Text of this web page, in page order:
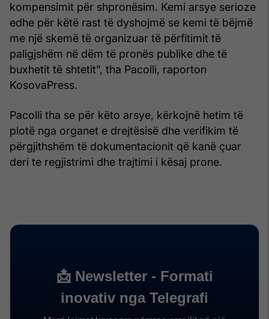
kompensimit për shpronësim. Kemi arsye serioze
edhe për këtë rast të dyshojmë se kemi të bëjmë
me një skemë të organizuar të përfitimit të
paligjshëm në dëm të pronës publike dhe të
buxhetit të shtetit”, tha Pacolli, raporton
KosovaPress.
Pacolli tha se për këto arsye, kërkojnë hetim të
plotë nga organet e drejtësisë dhe verifikim të
përgjithshëm të dokumentacionit që kanë çuar
deri te regjistrimi dhe trajtimi i kësaj prone.